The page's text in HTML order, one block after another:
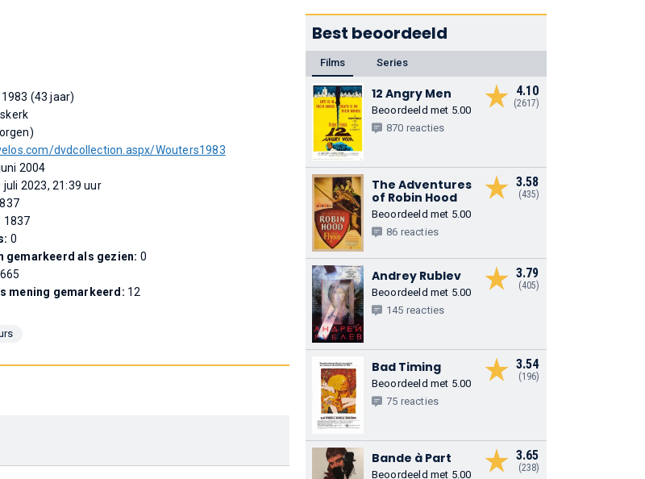
(43 jaar)
dvdcollection.aspx/Wouters1983
2004
juli 2023, 21:39 uur
1837
0
gemarkeerd als gezien: 0
mening gemarkeerd: 12
Best beoordeeld
Films Series
4.10
(2617)
12 Angry Men
Beoordeeld met 5.00
870 reacties
3.58
(435)
The Adventures
of Robin Hood
Beoordeeld met 5.00
86 reacties
3.79
(405)
Andrey Rublev
Beoordeeld met 5.00
145 reacties
3.54
(196)
Bad Timing
Beoordeeld met 5.00
75 reacties
3.65
(238)
Bande à Part
Beoordeeld met 5.00